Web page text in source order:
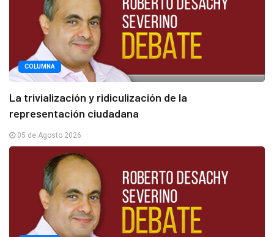
COLUMNA
La trivialización y ridiculización de la
representación ciudadana
05 de Agosto 2026